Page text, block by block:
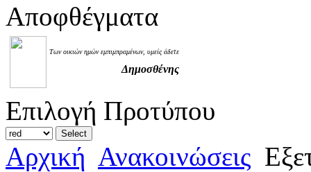
Αποφθέγματα
Των οικιών ημών εμπιμπραμένων, υμείς άδετε
Δημοσθένης
Επιλογή Προτύπου
Αρχική Ανακοινώσεις